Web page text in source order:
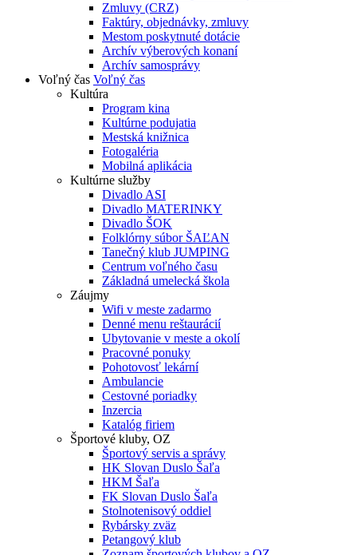
Zmluvy (CRZ)
Faktúry, objednávky, zmluvy
Mestom poskytnuté dotácie
Archív výberových konaní
Archív samosprávy
Voľný čas Voľný čas
Kultúra
Program kina
Kultúrne podujatia
Mestská knižnica
Fotogaléria
Mobilná aplikácia
Kultúrne služby
Divadlo ASI
Divadlo MATERINKY
Divadlo ŠOK
Folklórny súbor ŠAĽAN
Tanečný klub JUMPING
Centrum voľného času
Základná umelecká škola
Záujmy
Wifi v meste zadarmo
Denné menu reštaurácií
Ubytovanie v meste a okolí
Pracovné ponuky
Pohotovosť lekární
Ambulancie
Cestovné poriadky
Inzercia
Katalóg firiem
Športové kluby, OZ
Športový servis a správy
HK Slovan Duslo Šaľa
HKM Šaľa
FK Slovan Duslo Šaľa
Stolnotenisový oddiel
Rybársky zväz
Petangový klub